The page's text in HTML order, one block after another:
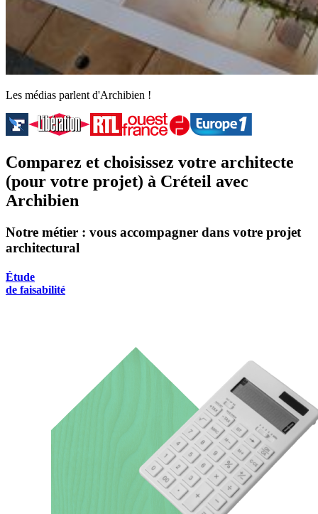
Les médias parlent d'Archibien !
Comparez et choisissez votre architecte
(pour votre projet) à Créteil avec
Archibien
Notre métier : vous accompagner dans votre projet
architectural
Étude
de faisabilité